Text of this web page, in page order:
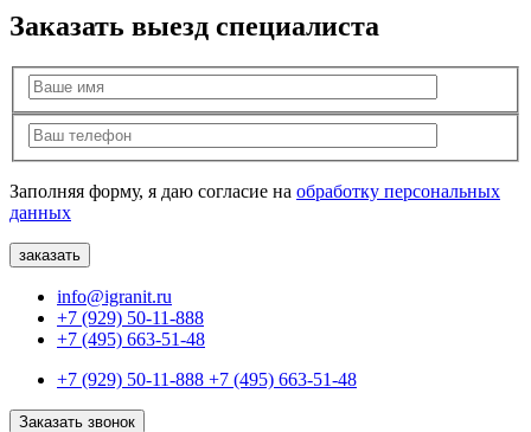
Заказать выезд специалиста
Заполняя форму, я даю согласие на обработку персональных
данных
info@igranit.ru
+7 (929) 50-11-888
+7 (495) 663-51-48
+7 (929) 50-11-888 +7 (495) 663-51-48
Заказать звонок